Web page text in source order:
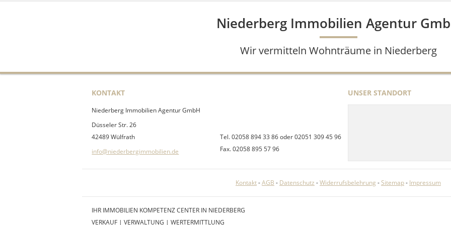
Niederberg Immobilien Agentur
Wir vermitteln Wohnträume in Niederberg
KONTAKT
Niederberg Immobilien Agentur GmbH
Düsseler Str. 26
42489 Wülfrath
info@niederbergimmobilien.de
Tel. 02058 894 33 86 oder 02051 309 45 96
Fax. 02058 895 57 96
UNSER STANDORT
Kontakt-AGB - Datenschutz -Widerrufsbelehrung -Sitemap- Impressum
IHR IMMOBILIEN KOMPETENZ CENTER IN NIEDERBERG
VERKAUF | VERWALTUNG | WERTERMITTLUNG